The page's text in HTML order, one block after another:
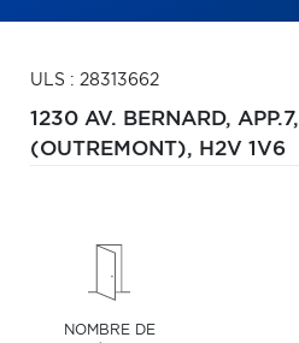
ULS : 28313662
1230 AV. BERNARD, APP.7,
(OUTREMONT), H2V 1V6
NOMBRE DE